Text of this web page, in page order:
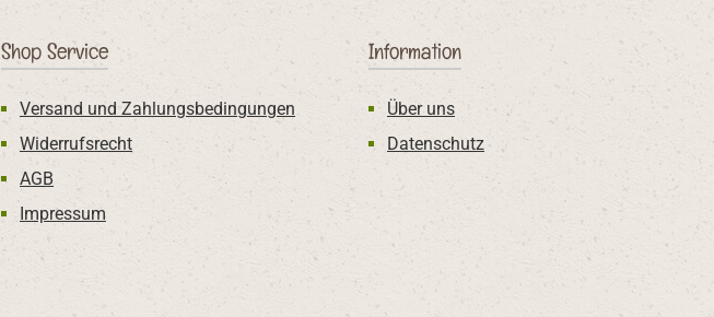
Shop Service
Versand und Zahlungsbedingungen
Widerrufsrecht
AGB
Impressum
Information
Über uns
Datenschutz